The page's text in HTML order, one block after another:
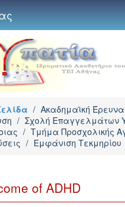
/ Ακαδημαϊκή Έρευνα
/ Σχολή Επαγγελμάτων
/ Τμήμα Προσχολικής
/ Εμφάνιση Τεκμηρίου
of ADHD